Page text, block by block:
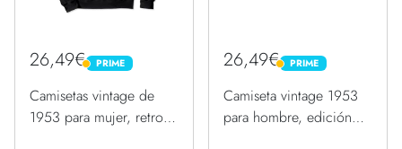
26,49€ PRIME
PRIME
Camisetas vintage de
1953 para mujer, retro,
26,49€ PRIME
PRIME
Camiseta vintage 1953
para hombre, edición